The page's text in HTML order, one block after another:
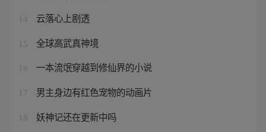
14 云落心上剧透
15 全球高武真神境
16 一本流氓穿越到修仙界的小说
17 男主身边有红色宠物的动画片
18 妖神记还在更新中吗